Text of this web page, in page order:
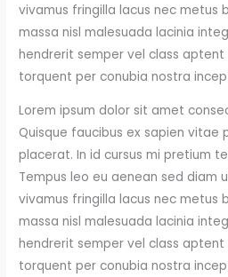
vivamus fringilla lacus nec metus
massa nisl malesuada lacinia
hendrerit semper vel class
torquent per conubia nostra
Lorem ipsum dolor sit amet
Quisque faucibus ex sapien vitae
placerat. In id cursus mi pretium
Tempus leo eu aenean sed diam
vivamus fringilla lacus nec metus
massa nisl malesuada lacinia
hendrerit semper vel class
torquent per conubia nostra